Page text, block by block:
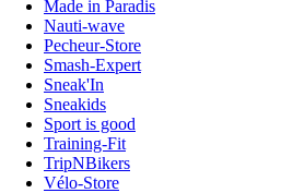
Made in Paradis
Nauti-wave
Pecheur-Store
Smash-Expert
Sneak'In
Sneakids
Sport is good
Training-Fit
TripNBikers
Vélo-Store